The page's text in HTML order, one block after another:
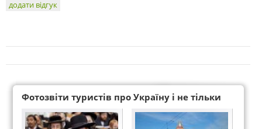
додати відгук
Фотозвіти туристів про Україну і не тільки